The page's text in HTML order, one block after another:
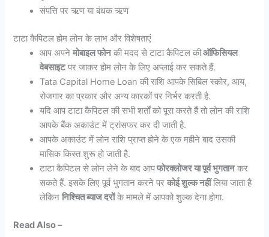
संपत्ति पर ऋण या बंधक ऋण
टाटा कैपिटल होम लोन के लाभ और विशेषताएं
आप अपनेमोबाइल फोनकी मदद से टाटा कैपिटल कीऑफिसियल
वेबसाइटपर जाकर होम लोन के लिए अप्लाई कर सकते हैं.
Tata Capital Home Loan की राशि आपके सिबिल स्कोर, आय,
रोजगार का प्रकार और अन्य कारकों पर निर्भर करती है.
यदि आप टाटा कैपिटल की सभी शर्तों को पूरा करते हैं तो लोन की राशि
आपके बैंक अकाउंट में ट्रांसफर कर दी जाती है.
आपके अकाउंट में लोन राशि प्राप्त होने के एक महीने बाद उसकी
मासिक किस्त शुरू हो जाती है.
टाटा कैपिटल से लोन लेने के बाद आपफोरक्लोजर या पूर्व भुगतानकर
सकते हैं. इसके लिए पूर्व भुगतान करने परकोई शुल्क नहींलिया जाता है
लेकिननिश्चित ब्याज दरोंके मामले में आपको शुल्क देना होगा.
Read Also –